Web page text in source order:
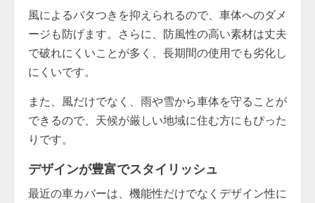
風によるバタつきを抑えられるので、車体へのダメ
ージも防げます。さらに、防風性の高い素材は丈夫
で破れにくいことが多く、長期間の使用でも劣化し
にくいです。
また、風だけでなく、雨や雪から車体を守ることが
できるので、天候が厳しい地域に住む方にもぴった
りです。
デザインが豊富でスタイリッシュ
最近の車カバーは、機能性だけでなくデザイン性に